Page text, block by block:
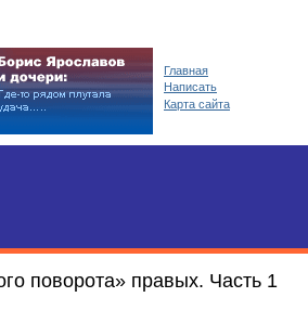
поворота» правых. Часть 1
Главная
Написать
Карта сайта